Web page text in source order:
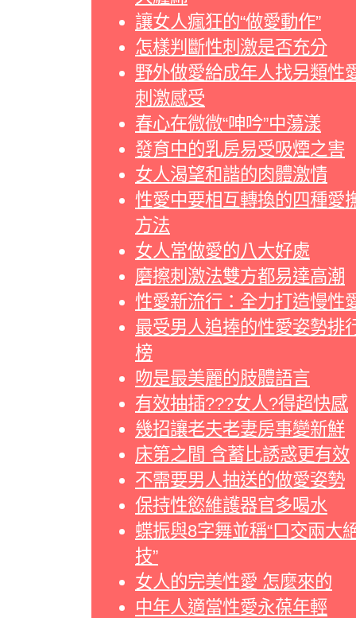
讓女人瘋狂的“做愛動作”
怎樣判斷性刺激是否充分
野外做愛給成年人找另類性
刺激感受
春心在微微“呻吟”中蕩漾
發育中的乳房易受吸煙之害
女人渴望和諧的肉體激情
性愛中要相互轉換的四種愛
方法
女人常做愛的八大好處
磨擦刺激法雙方都易達高潮
性愛新流行：全力打造慢性
最受男人追捧的性愛姿勢排
榜
吻是最美麗的肢體語言
有效抽插???女人?得超快感
幾招讓老夫老妻房事變新鮮
床第之間 含蓄比誘惑更有效
不需要男人抽送的做愛姿勢
保持性慾維護器官多喝水
蝶振與8字舞並稱“口交兩大
技”
女人的完美性愛 怎麼來的
中年人適當性愛永葆年輕